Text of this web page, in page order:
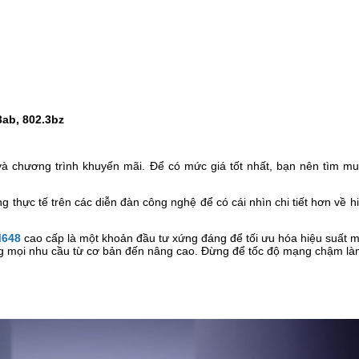
802.3bz
chương trình khuyến mãi. Để có mức giá tốt nhất, bạn nên tìm
thực tế trên các diễn đàn công nghệ để có cái nhìn chi tiết hơn về
cao cấp là một khoản đầu tư xứng đáng để tối ưu hóa hiệu suất
nhu cầu từ cơ bản đến nâng cao. Đừng để tốc độ mạng chậm